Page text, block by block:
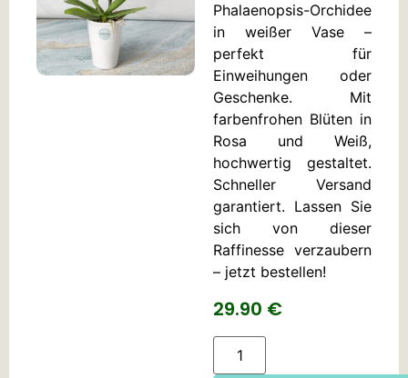
Phalaenopsis-Orchidee
in weißer Vase –
perfekt für
Einweihungen oder
Geschenke. Mit
farbenfrohen Blüten in
Rosa und Weiß,
hochwertig gestaltet.
Schneller Versand
garantiert. Lassen Sie
sich von dieser
Raffinesse verzaubern
– jetzt bestellen!
29.90 €